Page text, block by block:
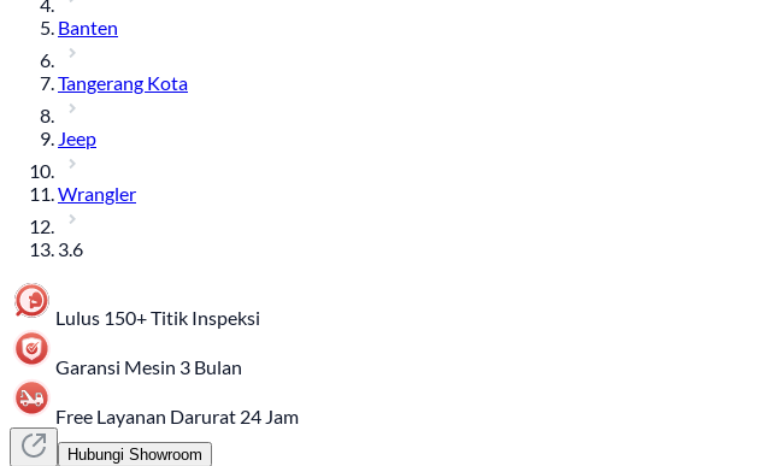
Banten
Tangerang Kota
Jeep
Wrangler
3.6
Lulus 150+ Titik Inspeksi
Garansi Mesin 3 Bulan
Free Layanan Darurat 24 Jam
Hubungi Showroom